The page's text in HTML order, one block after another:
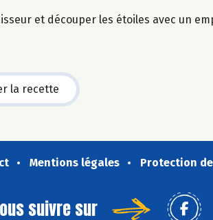
et découper les étoiles avec un
la recette
Mentions légales Protection
suivre sur